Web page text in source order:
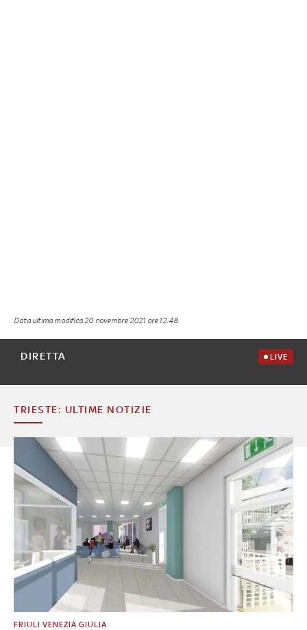
Data ultima modifica 20 novembre 2021 ore 12:48
DIRETTA LIVE
TRIESTE: ULTIME NOTIZIE
FRIULI VENEZIA GIULIA